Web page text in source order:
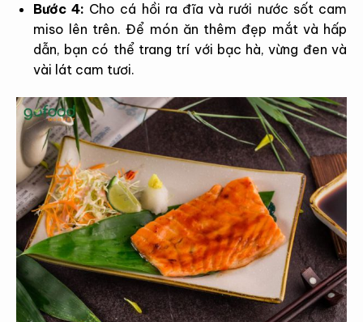
Bước 4: Cho cá hồi ra đĩa và rưới nước sốt cam
miso lên trên. Để món ăn thêm đẹp mắt và hấp
dẫn, bạn có thể trang trí với bạc hà, vừng đen và
vài lát cam tươi.